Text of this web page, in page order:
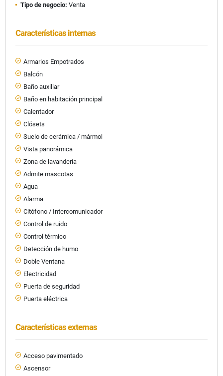
Tipo de negocio: Venta
Características internas
Armarios Empotrados
Balcón
Baño auxiliar
Baño en habitación principal
Calentador
Clósets
Suelo de cerámica / mármol
Vista panorámica
Zona de lavandería
Admite mascotas
Agua
Alarma
Citófono / Intercomunicador
Control de ruido
Control térmico
Detección de humo
Doble Ventana
Electricidad
Puerta de seguridad
Puerta eléctrica
Características externas
Acceso pavimentado
Ascensor